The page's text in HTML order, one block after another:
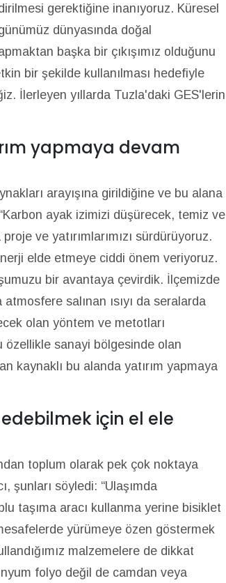
gerektiğine inanıyoruz. Küresel
dünyasında doğal
başka bir çıkışımız olduğunu
bir şekilde kullanılması hedefiyle
İlerleyen yıllarda Tuzla'daki GES'lerin
yapmaya devam
arayışına girildiğine ve bu alana
ayak izimizi düşürecek, temiz ve
ve yatırımlarımızı sürdürüyoruz.
elde etmeye ciddi önem veriyoruz.
bir avantaya çevirdik. İlçemizde
salınan ısıyı da seralarda
olan yöntem ve metotları
özellikle sanayi bölgesinde olan
kaynaklı bu alanda yatırım yapmaya
için el ele
toplum olarak pek çok noktaya
şunları söyledi: “Ulaşımda
taşıma aracı kullanma yerine bisiklet
yürümeye özen göstermek
malzemelere de dikkat
folyo değil de camdan veya